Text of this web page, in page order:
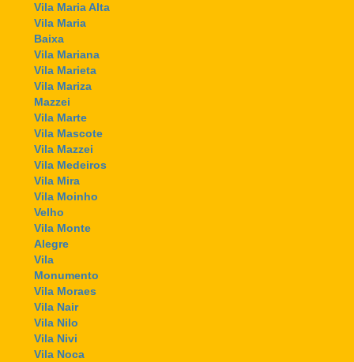
Vila Maria Alta
Vila Maria
Baixa
Vila Mariana
Vila Marieta
Vila Mariza
Mazzei
Vila Marte
Vila Mascote
Vila Mazzei
Vila Medeiros
Vila Mira
Vila Moinho
Velho
Vila Monte
Alegre
Vila
Monumento
Vila Moraes
Vila Nair
Vila Nilo
Vila Nivi
Vila Noca